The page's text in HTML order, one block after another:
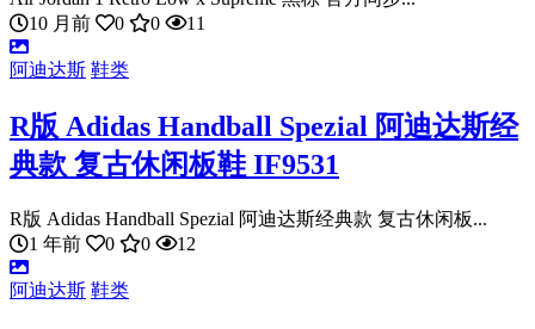
10 月前
0 0 11
阿迪达斯 鞋类
R版 Adidas Handball Spezial 阿迪达斯经
典款 复古休闲板鞋 IF9531
R版 Adidas Handball Spezial 阿迪达斯经典款 复古休闲板...
1 年前
0 0 12
阿迪达斯 鞋类